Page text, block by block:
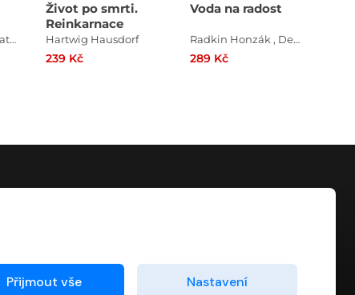
Lucie Jarkovská , Kateřina Lišková
Život po smrti.
Reinkarnace
Hartwig Hausdorf
239 Kč
Voda na radost
Radkin Honzák , Denisa Vostrá
289 Kč
Přijmout vše Nastavení